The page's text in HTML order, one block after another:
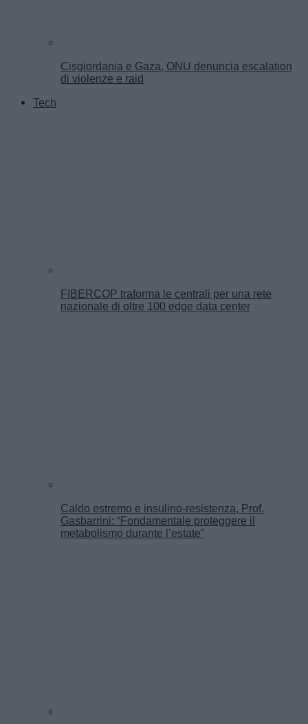
Cisgiordania e Gaza, ONU denuncia escalation
di violenze e raid
Tech
FIBERCOP traforma le centrali per una rete
nazionale di oltre 100 edge data center
Caldo estremo e insulino-resistenza, Prof.
Gasbarrini: “Fondamentale proteggere il
metabolismo durante l’estate”